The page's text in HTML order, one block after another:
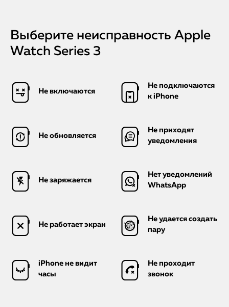
Выберите неисправность Apple
Watch Series 3
Не включаются
Не подключаются
к iPhone
Не обновляется
Не приходят
уведомления
Не заряжается
Нет уведомлений
WhatsApp
Не работает экран
Не удается создать
пару
iPhone не видит
часы
Не проходит
звонок